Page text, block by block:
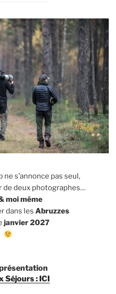
s’annonce pas seul,
de deux photographes…
moi même
dans les Abruzzes
janvier 2027
Séjours : ICI